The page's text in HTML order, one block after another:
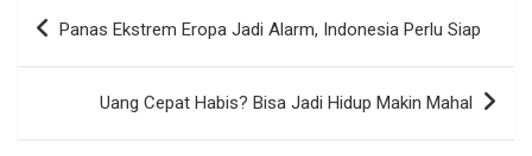
Navigasi
Panas Ekstrem Eropa Jadi Alarm, Indonesia Perlu Siap
Uang Cepat Habis? Bisa Jadi Hidup Makin Mahal